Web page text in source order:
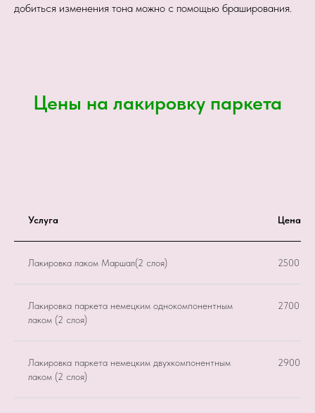
добиться изменения тона можно с помощью браширования.
Цены на лакировку паркета
Услуга Цена за
Лакировка лаком Маршал(2 слоя) 2500
Лакировка паркета немецким однокомпонентным
лаком (2 слоя)
2700
Лакировка паркета немецким двухкомпонентным
лаком (2 слоя)
2900